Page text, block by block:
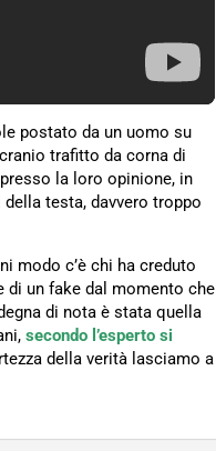
postato da un uomo su
trafitto da corna di
la loro opinione, in
testa, davvero troppo
modo c’è chi ha creduto
di un fake dal momento che
di nota è stata quella
secondo l’esperto si
della verità lasciamo a